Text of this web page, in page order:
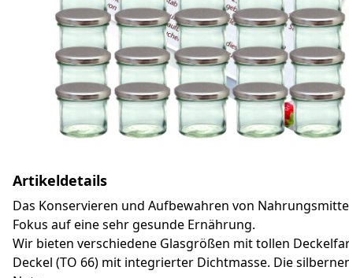
Artikeldetails
Das Konservieren und Aufbewahren von
Fokus auf eine sehr gesunde Ernährung.
Wir bieten verschiedene Glasgrößen mit tollen
Deckel (TO 66) mit integrierter Dichtmasse. Die